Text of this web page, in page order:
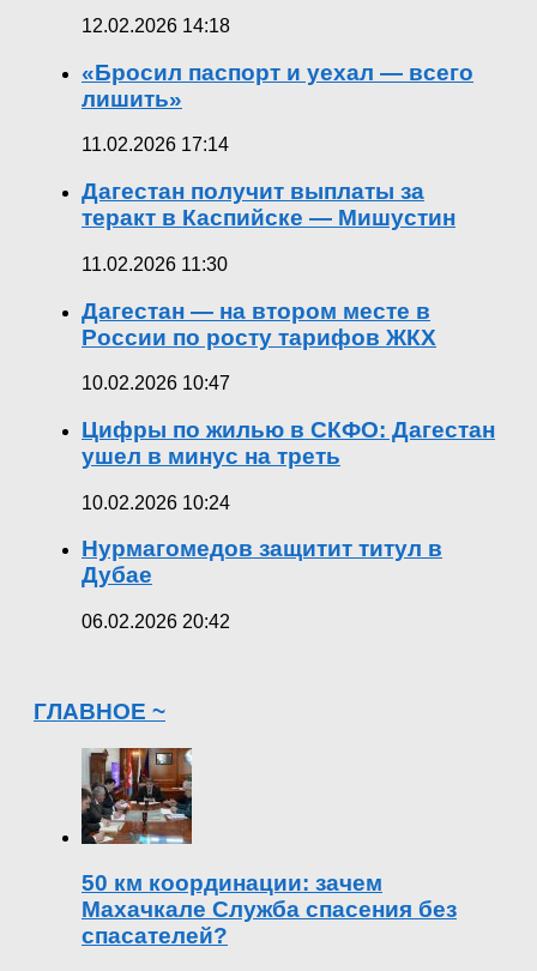
12.02.2026 14:18
«Бросил паспорт и уехал — всего
лишить»
11.02.2026 17:14
Дагестан получит выплаты за
теракт в Каспийске — Мишустин
11.02.2026 11:30
Дагестан — на втором месте в
России по росту тарифов ЖКХ
10.02.2026 10:47
Цифры по жилью в СКФО: Дагестан
ушел в минус на треть
10.02.2026 10:24
Нурмагомедов защитит титул в
Дубае
06.02.2026 20:42
ГЛАВНОЕ ~
50 км координации: зачем
Махачкале Служба спасения без
спасателей?